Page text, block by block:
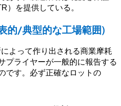
）を提供している。
的/典型的な工場範囲)
よって作り出される商業摩耗
プライヤーが一般的に報告する
です。必ず正確なロットの